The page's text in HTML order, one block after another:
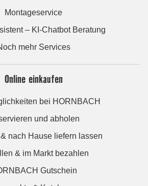
Montageservice
– KI-Chatbot Beratung
mehr Services
Online einkaufen
bei HORNBACH
und abholen
nach Hause liefern lassen
& im Markt bezahlen
Gutschein